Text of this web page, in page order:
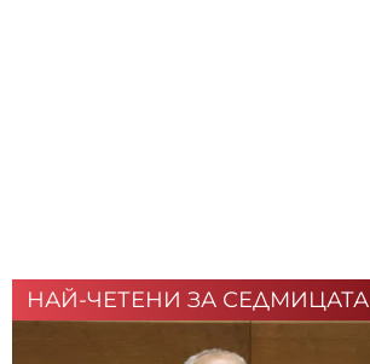
НАЙ-ЧЕТЕНИ ЗА СЕДМИЦАТА